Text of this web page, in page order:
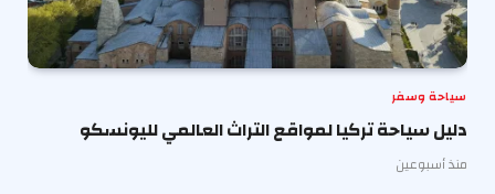
سياحة وسفر
دليل سياحة تركيا لمواقع التراث العالمي لليونسكو
منذ أسبوعين